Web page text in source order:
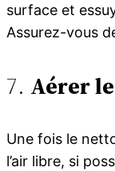
surface et
Assurez-vous
7. Aérer
Une fois le
l’air libre, si